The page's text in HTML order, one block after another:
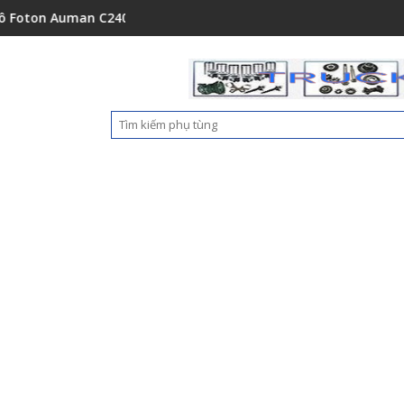
C2400A C1500 1112235684110